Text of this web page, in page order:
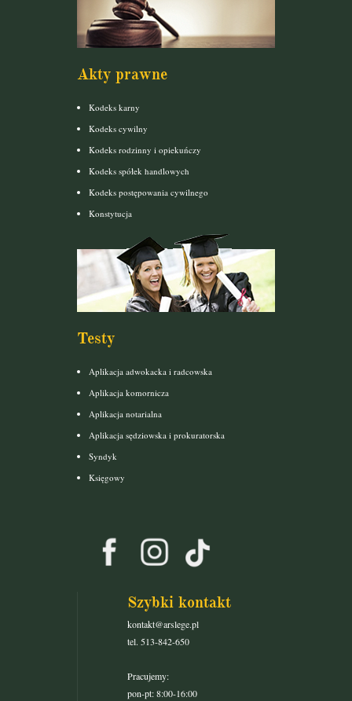
Akty prawne
Kodeks karny
Kodeks cywilny
Kodeks rodzinny i opiekuńczy
Kodeks spółek handlowych
Kodeks postępowania cywilnego
Konstytucja
Testy
Aplikacja adwokacka i radcowska
Aplikacja komornicza
Aplikacja notarialna
Aplikacja sędziowska i prokuratorska
Syndyk
Księgowy
Szybki kontakt
kontakt@arslege.pl
tel. 513-842-650
Pracujemy:
pon-pt: 8:00-16:00